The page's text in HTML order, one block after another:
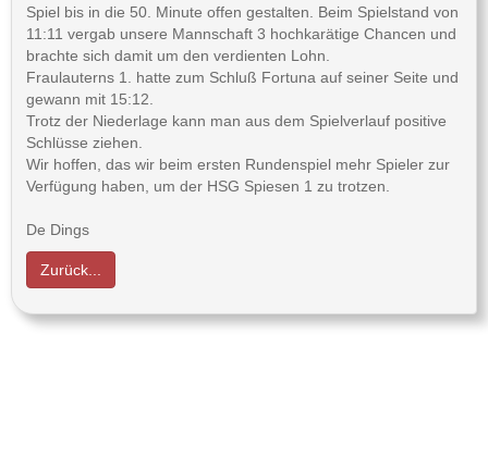
Spiel bis in die 50. Minute offen gestalten. Beim Spielstand von
11:11 vergab unsere Mannschaft 3 hochkarätige Chancen und
brachte sich damit um den verdienten Lohn.
Fraulauterns 1. hatte zum Schluß Fortuna auf seiner Seite und
gewann mit 15:12.
Trotz der Niederlage kann man aus dem Spielverlauf positive
Schlüsse ziehen.
Wir hoffen, das wir beim ersten Rundenspiel mehr Spieler zur
Verfügung haben, um der HSG Spiesen 1 zu trotzen.
De Dings
Zurück...